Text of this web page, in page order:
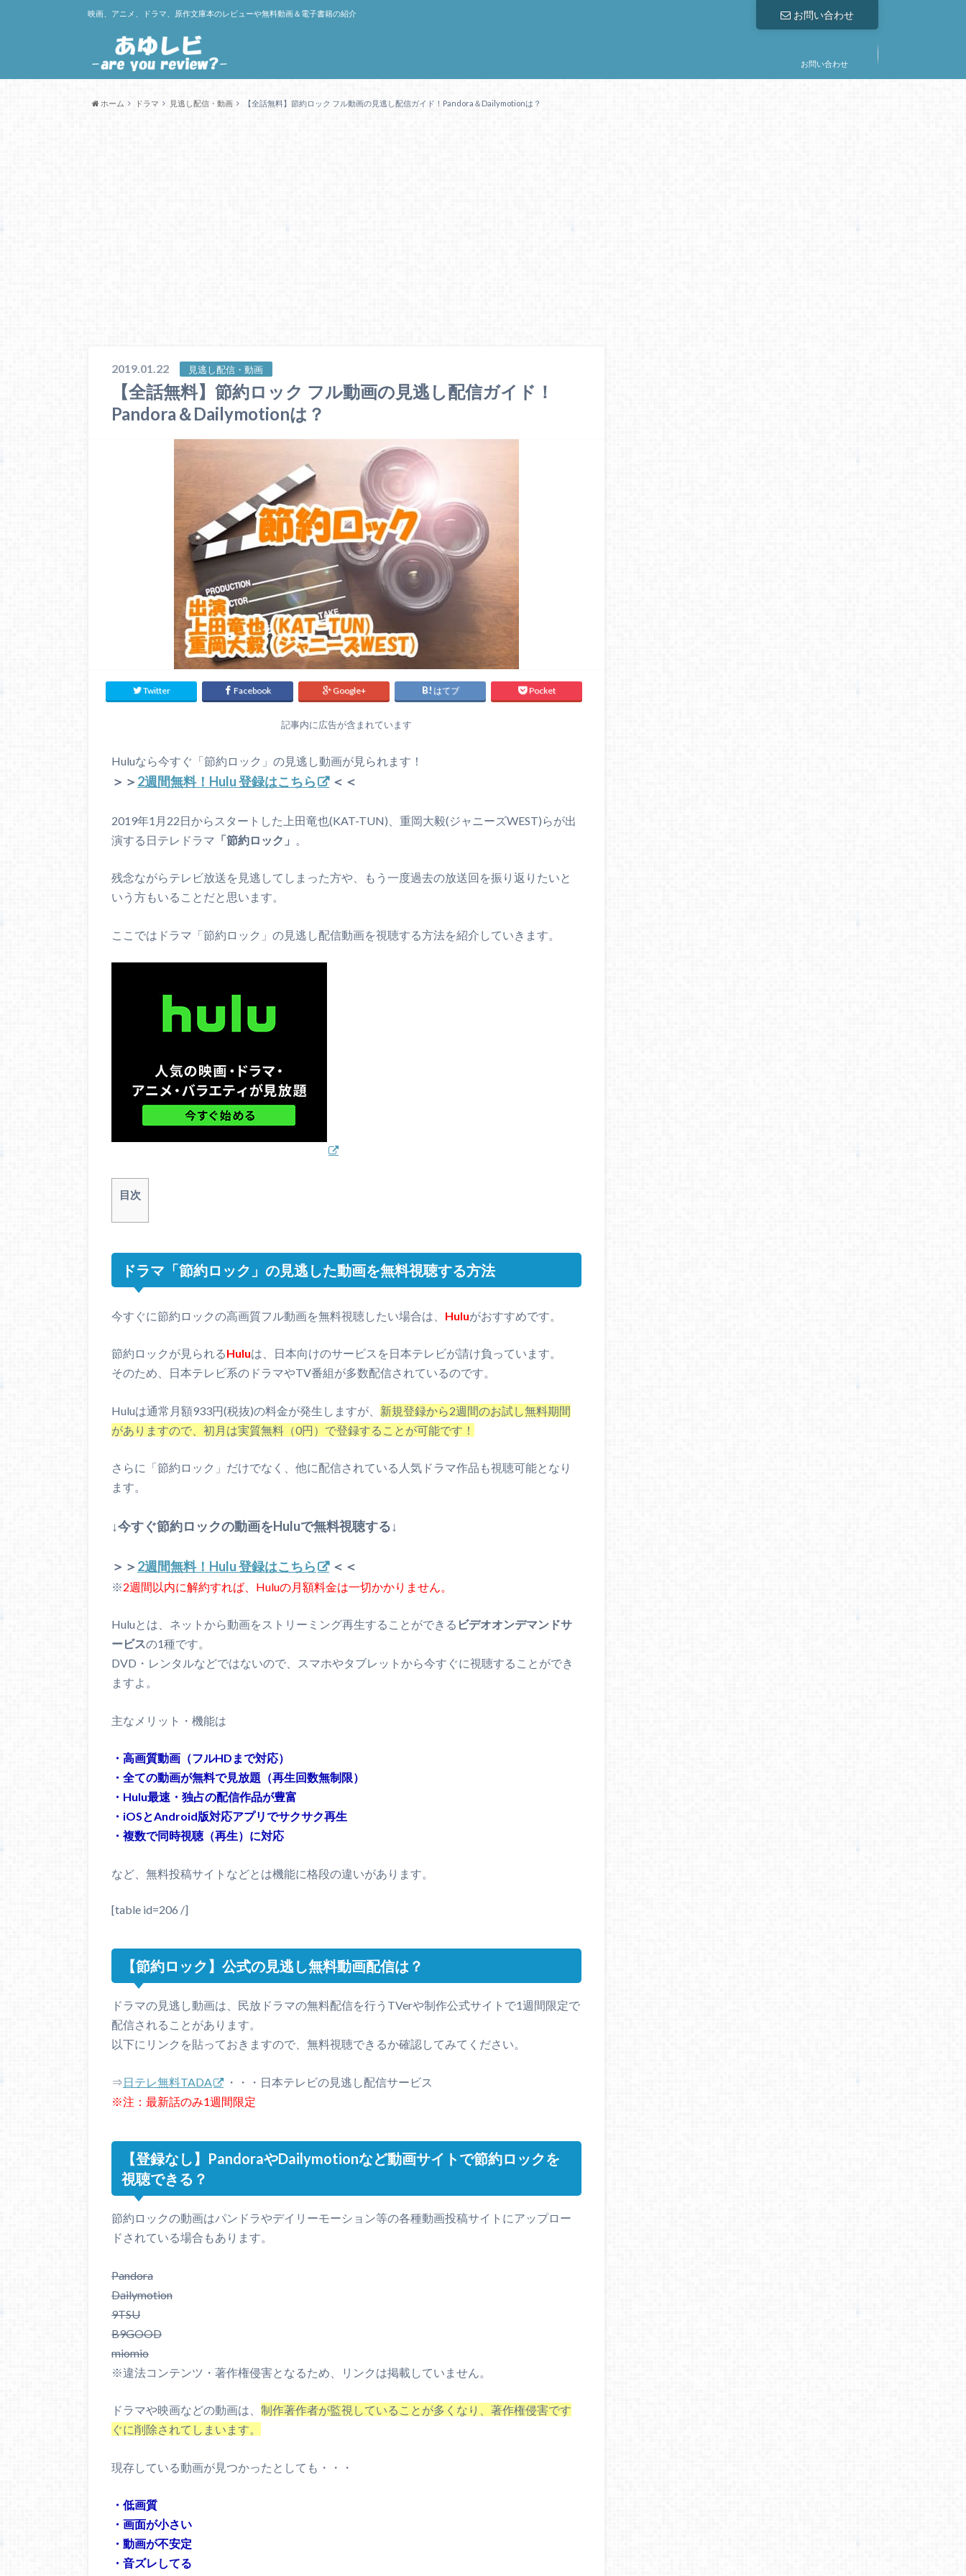
映画、アニメ、ドラマ、原作文庫本のレビューや無料動画＆電子書籍の紹介 お問い合わせ
お問い合わせ
ホーム ドラマ 見逃し配信・動画 【全話無料】節約ロック フル動画の見逃し配信ガイド！Pandora＆Dailymotionは？
2019.01.22 見逃し配信・動画
【全話無料】節約ロック フル動画の見逃し配信ガイド！
Pandora＆Dailymotionは？
Twitter Facebook Google+ はてブ Pocket
記事内に広告が含まれています
Huluなら今すぐ「節約ロック」の見逃し動画が見られます！
＞＞ 2週間無料！Hulu 登録はこちら ＜＜
2019年1月22日からスタートした上田竜也(KAT-TUN)、重岡大毅(ジャニーズWEST)らが出
演する日テレドラマ 「節約ロック」
残念ながらテレビ放送を見逃してしまった方や、もう一度過去の放送回を振り返りたいと
いう方もいることだと思います。
ここではドラマ「節約ロック」の見逃し配信動画を視聴する方法を紹介していきます。
目次
ドラマ「節約ロック」の見逃した動画を無料視聴する方法
今すぐに節約ロックの高画質フル動画を無料視聴したい場合は、 Huluがおすすめです。
節約ロックが見られるHuluは、日本向けのサービスを日本テレビが請け負っています。
そのため、日本テレビ系のドラマやTV番組が多数配信されているのです。
Huluは通常月額933円(税抜)の料金が発生しますが、 新規登録から2週間のお試し無料期間
がありますので、初月は実質無料（0円）で登録することが可能です！
さらに「節約ロック」だけでなく、他に配信されている人気ドラマ作品も視聴可能となり
ます。
↓今すぐ節約ロックの動画をHuluで無料視聴する↓
＞＞ 2週間無料！Hulu 登録はこちら ＜＜
※2週間以内に解約すれば、Huluの月額料金は一切かかりません。
Huluとは、ネットから動画をストリーミング再生することができる ビデオオンデマンドサ
ービスの1種です。
DVD・レンタルなどではないので、スマホやタブレットから今すぐに視聴することができ
ますよ。
主なメリット・機能は
・高画質動画（フルHDまで対応）
・全ての動画が無料で見放題（再生回数無制限）
・Hulu最速・独占の配信作品が豊富
・iOSとAndroid版対応アプリでサクサク再生
・複数で同時視聴（再生）に対応
など、無料投稿サイトなどとは機能に格段の違いがあります。
[table id=206 /]
【節約ロック】公式の見逃し無料動画配信は？
ドラマの見逃し動画は、民放ドラマの無料配信を行うTVerや制作公式サイトで1週間限定で
配信されることがあります。
以下にリンクを貼っておきますので、無料視聴できるか確認してみてください。
⇒日テレ無料TADA
・・・日本テレビの見逃し配信サービス
※注：最新話のみ1週間限定
【登録なし】PandoraやDailymotionなど動画サイトで節約ロックを
視聴できる？
節約ロックの動画はパンドラやデイリーモーション等の各種動画投稿サイトにアップロー
ドされている場合もあります。
Pandora
Dailymotion
9TSU
B9GOOD
miomio
※違法コンテンツ・著作権侵害となるため、リンクは掲載していません。
ドラマや映画などの動画は、 制作著作者が監視していることが多くなり、著作権侵害です
ぐに削除されてしまいます。
現存している動画が見つかったとしても・・・
・低画質
・画面が小さい
・動画が不安定
・音ズレしてる